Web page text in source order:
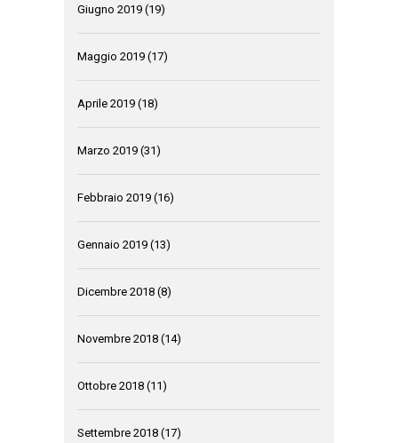
Giugno 2019 (19)
Maggio 2019 (17)
Aprile 2019 (18)
Marzo 2019 (31)
Febbraio 2019 (16)
Gennaio 2019 (13)
Dicembre 2018 (8)
Novembre 2018 (14)
Ottobre 2018 (11)
Settembre 2018 (17)